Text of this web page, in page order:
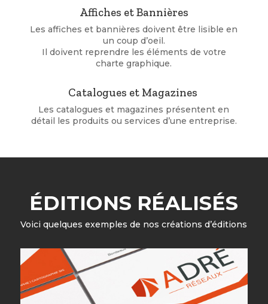
Affiches et Bannières
Les affiches et bannières doivent être lisible en
un coup d’oeil.
Il doivent reprendre les éléments de votre
charte graphique.
Catalogues et Magazines
Les catalogues et magazines présentent en
détail les produits ou services d’une entreprise.
ÉDITIONS RÉALISÉS
Voici quelques exemples de nos créations d’éditions